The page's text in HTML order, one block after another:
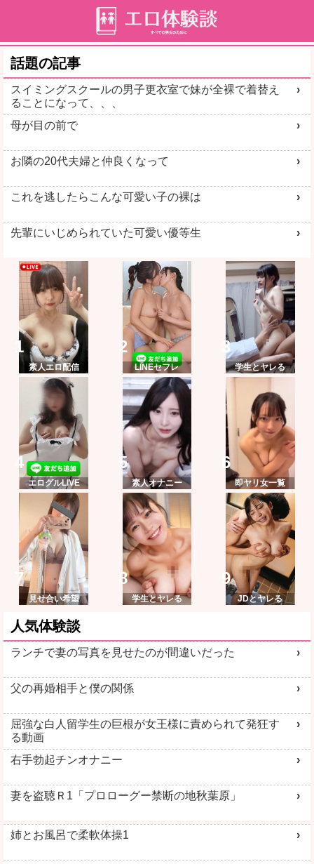
話題の記事
スイミングスクールの男子更衣室で妹が全裸で着替え
ることになって、、、
母が目の前で
お隣の20代夫婦と仲良くなって
これを逃したらこんな可愛い子の裸は
先輩にいじめられていた可愛い優等生
素人エロ配信 LINEセフレ 学生とヤレる
エログルLIVE 素人オナニー 即ヤリ女一覧
見せ合い希望 学生とヤレる JDとヤレる
人気体験談
ランチで妻の写真を見せたのが間違いだった
父の再婚相手と僕の関係
屈強な白人留学生の巨根が女王様に責められて発狂す
る動画
右手勃起チンオナニー
妻を盗聴Ｒ1「プロローグー禁断の地秋葉原」
姉とお風呂で柔軟体操1